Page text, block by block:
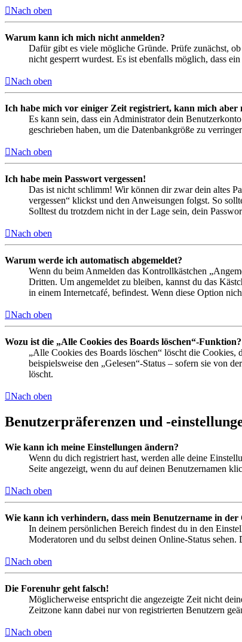
Nach oben
Warum kann ich mich nicht anmelden?
Dafür gibt es viele mögliche Gründe. Prüfe zunächst,
nicht gesperrt wurdest. Es ist ebenfalls möglich, dass
Nach oben
Ich habe mich vor einiger Zeit registriert, kann mich aber
Es kann sein, dass ein Administrator dein
geschrieben haben, um die Datenbankgröße zu
Nach oben
Ich habe mein Passwort vergessen!
Das ist nicht schlimm! Wir können dir zwar dein altes
vergessen“ klickst und den Anweisungen folgst. So
Solltest du trotzdem nicht in der Lage sein, dein
Nach oben
Warum werde ich automatisch abgemeldet?
Wenn du beim Anmelden das Kontrollkästchen
Dritten. Um angemeldet zu bleiben, kannst du das
in einem Internetcafé, befindest. Wenn diese Option
Nach oben
Wozu ist die „Alle Cookies des Boards löschen“-Funktion?
„Alle Cookies des Boards löschen“ löscht die
beispielsweise den „Gelesen“-Status – sofern sie von
löscht.
Nach oben
Benutzerpräferenzen und -
Wie kann ich meine Einstellungen ändern?
Wenn du dich registriert hast, werden alle deine
Seite angezeigt, wenn du auf deinen Benutzernamen
Nach oben
Wie kann ich verhindern, dass mein Benutzername in
In deinem persönlichen Bereich findest du in den
Moderatoren und du selbst deinen Online-Status
Nach oben
Die Forenuhr geht falsch!
Möglicherweise entspricht die angezeigte Zeit nicht
Zeitzone kann dabei nur von registrierten Benutzern
Nach oben